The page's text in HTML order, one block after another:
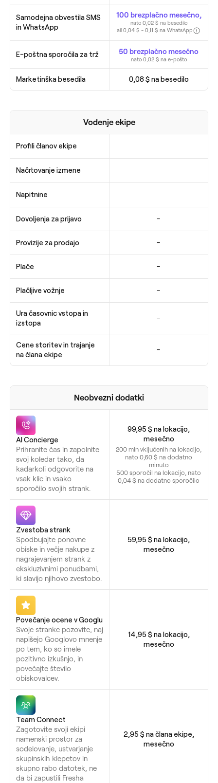
Samodejna obvestila SMS
in WhatsApp
100 brezplačno mesečno,
nato 0,02 $ na besedilo
ali 0,04 $ - 0,11 $ na WhatsApp
E-poštna sporočila za trž 50 brezplačno mesečno
nato 0,02 $ na e-pošto
Marketinška besedila 0,08 $ na besedilo
Vodenje ekipe
Profili članov ekipe
Načrtovanje izmene
Napitnine
Dovoljenja za prijavo -
Provizije za prodajo -
Plače -
Plačljive vožnje -
Ura časovnic vstopa in
izstopa
-
Cene storitev in trajanje
na člana ekipe
-
Neobvezni dodatki
AI Concierge
Prihranite čas in zapolnite
svoj koledar tako, da
kadarkoli odgovorite na
vsak klic in vsako
sporočilo svojih strank.
99,95 $ na lokacijo,
mesečno
200 min vključenih na lokacijo,
nato 0,60 $ na dodatno
minuto
500 sporočil na lokacijo, nato
0,04 $ na dodatno sporočilo
Zvestoba strank
Spodbujajte ponovne
obiske in večje nakupe z
nagrajevanjem strank z
ekskluzivnimi ponudbami,
ki slavijo njihovo zvestobo.
59,95 $ na lokacijo,
mesečno
Povečanje ocene v Googlu
Svoje stranke pozovite, naj
napišejo Googlovo mnenje
po tem, ko so imele
pozitivno izkušnjo, in
povečajte število
obiskovalcev.
14,95 $ na lokacijo,
mesečno
Team Connect
Zagotovite svoji ekipi
namenski prostor za
sodelovanje, ustvarjanje
skupinskih klepetov in
skupno rabo datotek, ne
da bi zapustili Fresha
2,95 $ na člana ekipe,
mesečno